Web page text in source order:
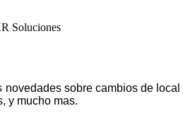
Soluciones
novedades sobre cambios de local
y mucho mas.